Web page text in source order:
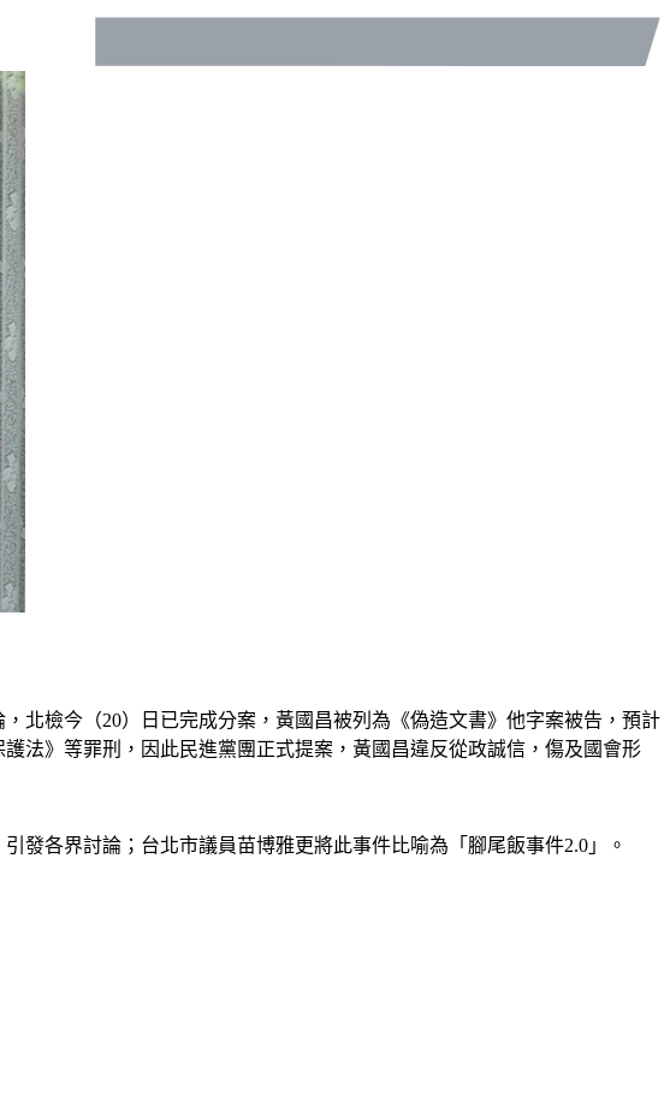
北檢今（20）日已完成分案，黃國昌被列為《偽造文書》他字案被告，預計
法》等罪刑，因此民進黨團正式提案，黃國昌違反從政誠信，傷及國會形
發各界討論；台北市議員苗博雅更將此事件比喻為「腳尾飯事件2.0」。